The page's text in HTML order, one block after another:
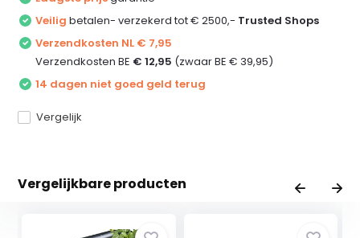
Veilig betalen- verzekerd tot € 2500,- Trusted Shops
Verzendkosten NL € 7,95
Verzendkosten BE € 12,95 (zwaar BE € 39,95)
14 dagen niet goed geld terug
Vergelijk
Vergelijkbare producten